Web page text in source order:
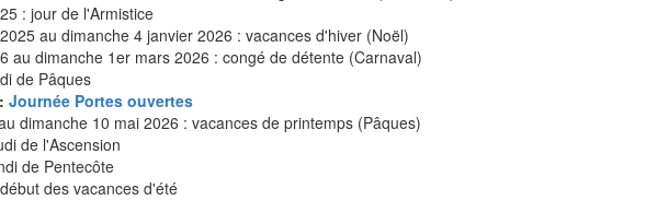
: jour de l'Armistice
au dimanche 4 janvier 2026 : vacances d'hiver (Noël)
au dimanche 1er mars 2026 : congé de détente (Carnaval)
de Pâques
Journée Portes ouvertes
dimanche 10 mai 2026 : vacances de printemps (Pâques)
de l'Ascension
de Pentecôte
des vacances d'été